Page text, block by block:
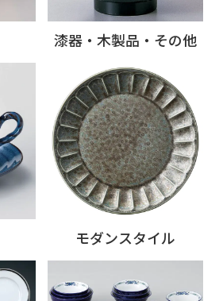
漆器・木製品・その他
モダンスタイル